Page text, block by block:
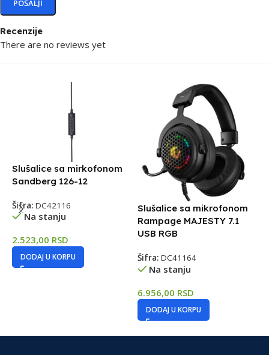
Recenzije
There are no reviews yet
Slušalice sa mirkofonom
Sandberg 126-12
Šifra: DC42116
Na stanju
2.523,00 RSD
DODAJ U KORPU
Slušalice sa mikrofonom
Rampage MAJESTY 7.1
USB RGB
Šifra: DC41164
Na stanju
6.956,00 RSD
DODAJ U KORPU